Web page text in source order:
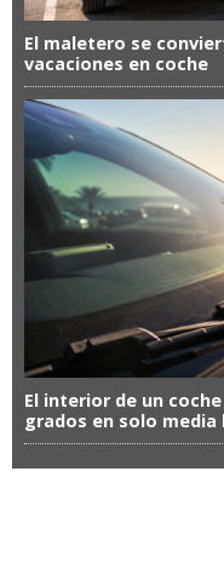
El maletero se
vacaciones en coche
El interior de un
grados en solo media